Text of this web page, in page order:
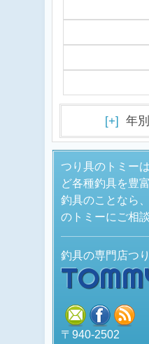
[+] 年
つり具のトミー
ど各種釣具を豊
釣具のことなら
のトミーにご相
釣具の専門店つ
mail
〒940-2502